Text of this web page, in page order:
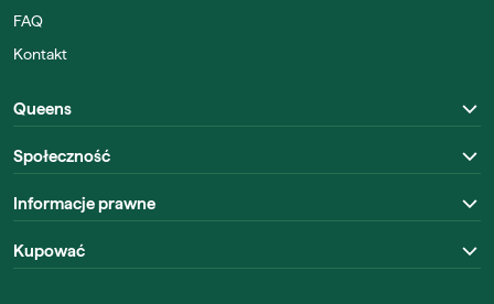
FAQ
Kontakt
Queens
Społeczność
Informacje prawne
Kupować